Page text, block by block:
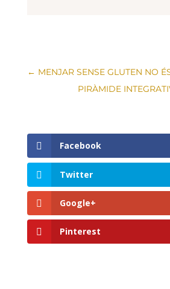
← MENJAR SENSE GLUTEN NO
PIRÀMIDE
Facebook
Twitter
Google+
Pinterest